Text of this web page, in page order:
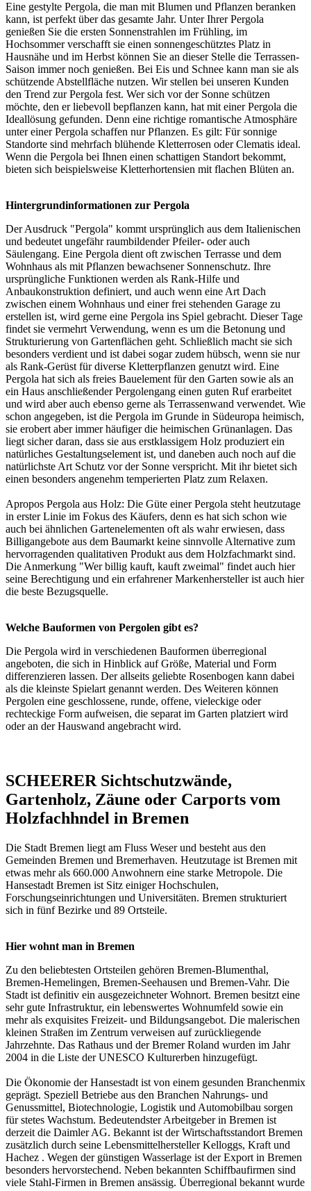
Eine gestylte Pergola, die man mit Blumen und Pflanzen beranken
kann, ist perfekt über das gesamte Jahr. Unter Ihrer Pergola
genießen Sie die ersten Sonnenstrahlen im Frühling, im
Hochsommer verschafft sie einen sonnengeschütztes Platz in
Hausnähe und im Herbst können Sie an dieser Stelle die Terrassen-
Saison immer noch genießen. Bei Eis und Schnee kann man sie als
schützende Abstellfläche nutzen. Wir stellen bei unseren Kunden
den Trend zur Pergola fest. Wer sich vor der Sonne schützen
möchte, den er liebevoll bepflanzen kann, hat mit einer Pergola die
Ideallösung gefunden. Denn eine richtige romantische Atmosphäre
unter einer Pergola schaffen nur Pflanzen. Es gilt: Für sonnige
Standorte sind mehrfach blühende Kletterrosen oder Clematis ideal.
Wenn die Pergola bei Ihnen einen schattigen Standort bekommt,
bieten sich beispielsweise Kletterhortensien mit flachen Blüten an.
Hintergrundinformationen zur Pergola
Der Ausdruck "Pergola" kommt ursprünglich aus dem Italienischen
und bedeutet ungefähr raumbildender Pfeiler- oder auch
Säulengang. Eine Pergola dient oft zwischen Terrasse und dem
Wohnhaus als mit Pflanzen bewachsener Sonnenschutz. Ihre
ursprüngliche Funktionen werden als Rank-Hilfe und
Anbaukonstruktion definiert, und auch wenn eine Art Dach
zwischen einem Wohnhaus und einer frei stehenden Garage zu
erstellen ist, wird gerne eine Pergola ins Spiel gebracht. Dieser Tage
findet sie vermehrt Verwendung, wenn es um die Betonung und
Strukturierung von Gartenflächen geht. Schließlich macht sie sich
besonders verdient und ist dabei sogar zudem hübsch, wenn sie nur
als Rank-Gerüst für diverse Kletterpflanzen genutzt wird. Eine
Pergola hat sich als freies Bauelement für den Garten sowie als an
ein Haus anschließender Pergolengang einen guten Ruf erarbeitet
und wird aber auch ebenso gerne als Terrassenwand verwendet. Wie
schon angegeben, ist die Pergola im Grunde in Südeuropa heimisch,
sie erobert aber immer häufiger die heimischen Grünanlagen. Das
liegt sicher daran, dass sie aus erstklassigem Holz produziert ein
natürliches Gestaltungselement ist, und daneben auch noch auf die
natürlichste Art Schutz vor der Sonne verspricht. Mit ihr bietet sich
einen besonders angenehm temperierten Platz zum Relaxen.
Apropos Pergola aus Holz: Die Güte einer Pergola steht heutzutage
in erster Linie im Fokus des Käufers, denn es hat sich schon wie
auch bei ähnlichen Gartenelementen oft als wahr erwiesen, dass
Billigangebote aus dem Baumarkt keine sinnvolle Alternative zum
hervorragenden qualitativen Produkt aus dem Holzfachmarkt sind.
Die Anmerkung "Wer billig kauft, kauft zweimal" findet auch hier
seine Berechtigung und ein erfahrener Markenhersteller ist auch hier
die beste Bezugsquelle.
Welche Bauformen von Pergolen gibt es?
Die Pergola wird in verschiedenen Bauformen überregional
angeboten, die sich in Hinblick auf Größe, Material und Form
differenzieren lassen. Der allseits geliebte Rosenbogen kann dabei
als die kleinste Spielart genannt werden. Des Weiteren können
Pergolen eine geschlossene, runde, offene, vieleckige oder
rechteckige Form aufweisen, die separat im Garten platziert wird
oder an der Hauswand angebracht wird.
SCHEERER Sichtschutzwände,
Gartenholz, Zäune oder Carports vom
Holzfachhndel in Bremen
Die Stadt Bremen liegt am Fluss Weser und besteht aus den
Gemeinden Bremen und Bremerhaven. Heutzutage ist Bremen mit
etwas mehr als 660.000 Anwohnern eine starke Metropole. Die
Hansestadt Bremen ist Sitz einiger Hochschulen,
Forschungseinrichtungen und Universitäten. Bremen strukturiert
sich in fünf Bezirke und 89 Ortsteile.
Hier wohnt man in Bremen
Zu den beliebtesten Ortsteilen gehören Bremen-Blumenthal,
Bremen-Hemelingen, Bremen-Seehausen und Bremen-Vahr. Die
Stadt ist definitiv ein ausgezeichneter Wohnort. Bremen besitzt eine
sehr gute Infrastruktur, ein lebenswertes Wohnumfeld sowie ein
mehr als exquisites Freizeit- und Bildungsangebot. Die malerischen
kleinen Straßen im Zentrum verweisen auf zurückliegende
Jahrzehnte. Das Rathaus und der Bremer Roland wurden im Jahr
2004 in die Liste der UNESCO Kulturerben hinzugefügt.
Die Ökonomie der Hansestadt ist von einem gesunden Branchenmix
geprägt. Speziell Betriebe aus den Branchen Nahrungs- und
Genussmittel, Biotechnologie, Logistik und Automobilbau sorgen
für stetes Wachstum. Bedeutendster Arbeitgeber in Bremen ist
derzeit die Daimler AG. Bekannt ist der Wirtschaftsstandort Bremen
zusätzlich durch seine Lebensmittelhersteller Kelloggs, Kraft und
Hachez . Wegen der günstigen Wasserlage ist der Export in Bremen
besonders hervorstechend. Neben bekannten Schiffbaufirmen sind
viele Stahl-Firmen in Bremen ansässig. Überregional bekannt wurde